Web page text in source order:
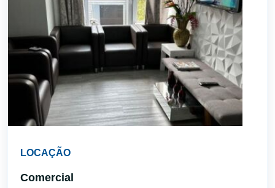
LOCAÇÃO
Comercial